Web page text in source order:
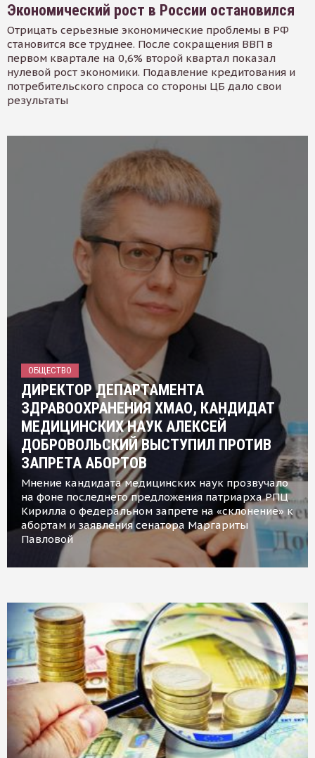
Экономический рост в России остановился
Отрицать серьезные экономические проблемы в РФ
становится все труднее. После сокращения ВВП в
первом квартале на 0,6% второй квартал показал
нулевой рост экономики. Подавление кредитования и
потребительского спроса со стороны ЦБ дало свои
результаты
ОБЩЕСТВО
ДИРЕКТОР ДЕПАРТАМЕНТА
ЗДРАВООХРАНЕНИЯ ХМАО, КАНДИДАТ
МЕДИЦИНСКИХ НАУК АЛЕКСЕЙ
ДОБРОВОЛЬСКИЙ ВЫСТУПИЛ ПРОТИВ
ЗАПРЕТА АБОРТОВ
Мнение кандидата медицинских наук прозвучало
на фоне последнего предложения патриарха РПЦ
Кирилла о федеральном запрете на «склонение» к
абортам и заявления сенатора Маргариты
Павловой